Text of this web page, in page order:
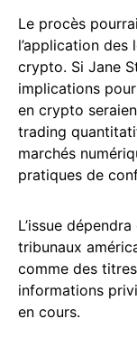
Le procès
l’application des
crypto. Si Jane
implications
en crypto
trading
marchés
pratiques de
L’issue
tribunaux
comme des
informations
en cours.